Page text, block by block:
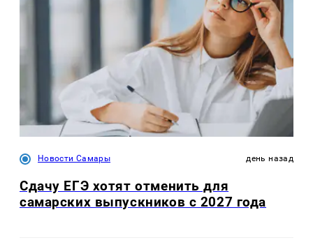
Новости Самары день назад
Сдачу ЕГЭ хотят отменить для
самарских выпускников с 2027 года